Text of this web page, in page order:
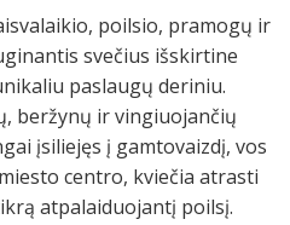
poilsio, pramogų ir
svečius išskirtine
paslaugų deriniu.
beržynų ir vingiuojančių
įsiliejęs į gamtovaizdį, vos
centro, kviečia atrasti
atpalaiduojantį poilsį.